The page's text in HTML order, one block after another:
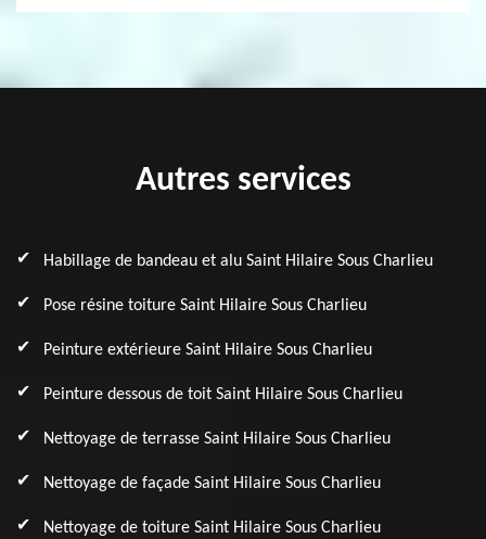
Autres services
Habillage de bandeau et alu Saint Hilaire Sous Charlieu
Pose résine toiture Saint Hilaire Sous Charlieu
Peinture extérieure Saint Hilaire Sous Charlieu
Peinture dessous de toit Saint Hilaire Sous Charlieu
Nettoyage de terrasse Saint Hilaire Sous Charlieu
Nettoyage de façade Saint Hilaire Sous Charlieu
Nettoyage de toiture Saint Hilaire Sous Charlieu